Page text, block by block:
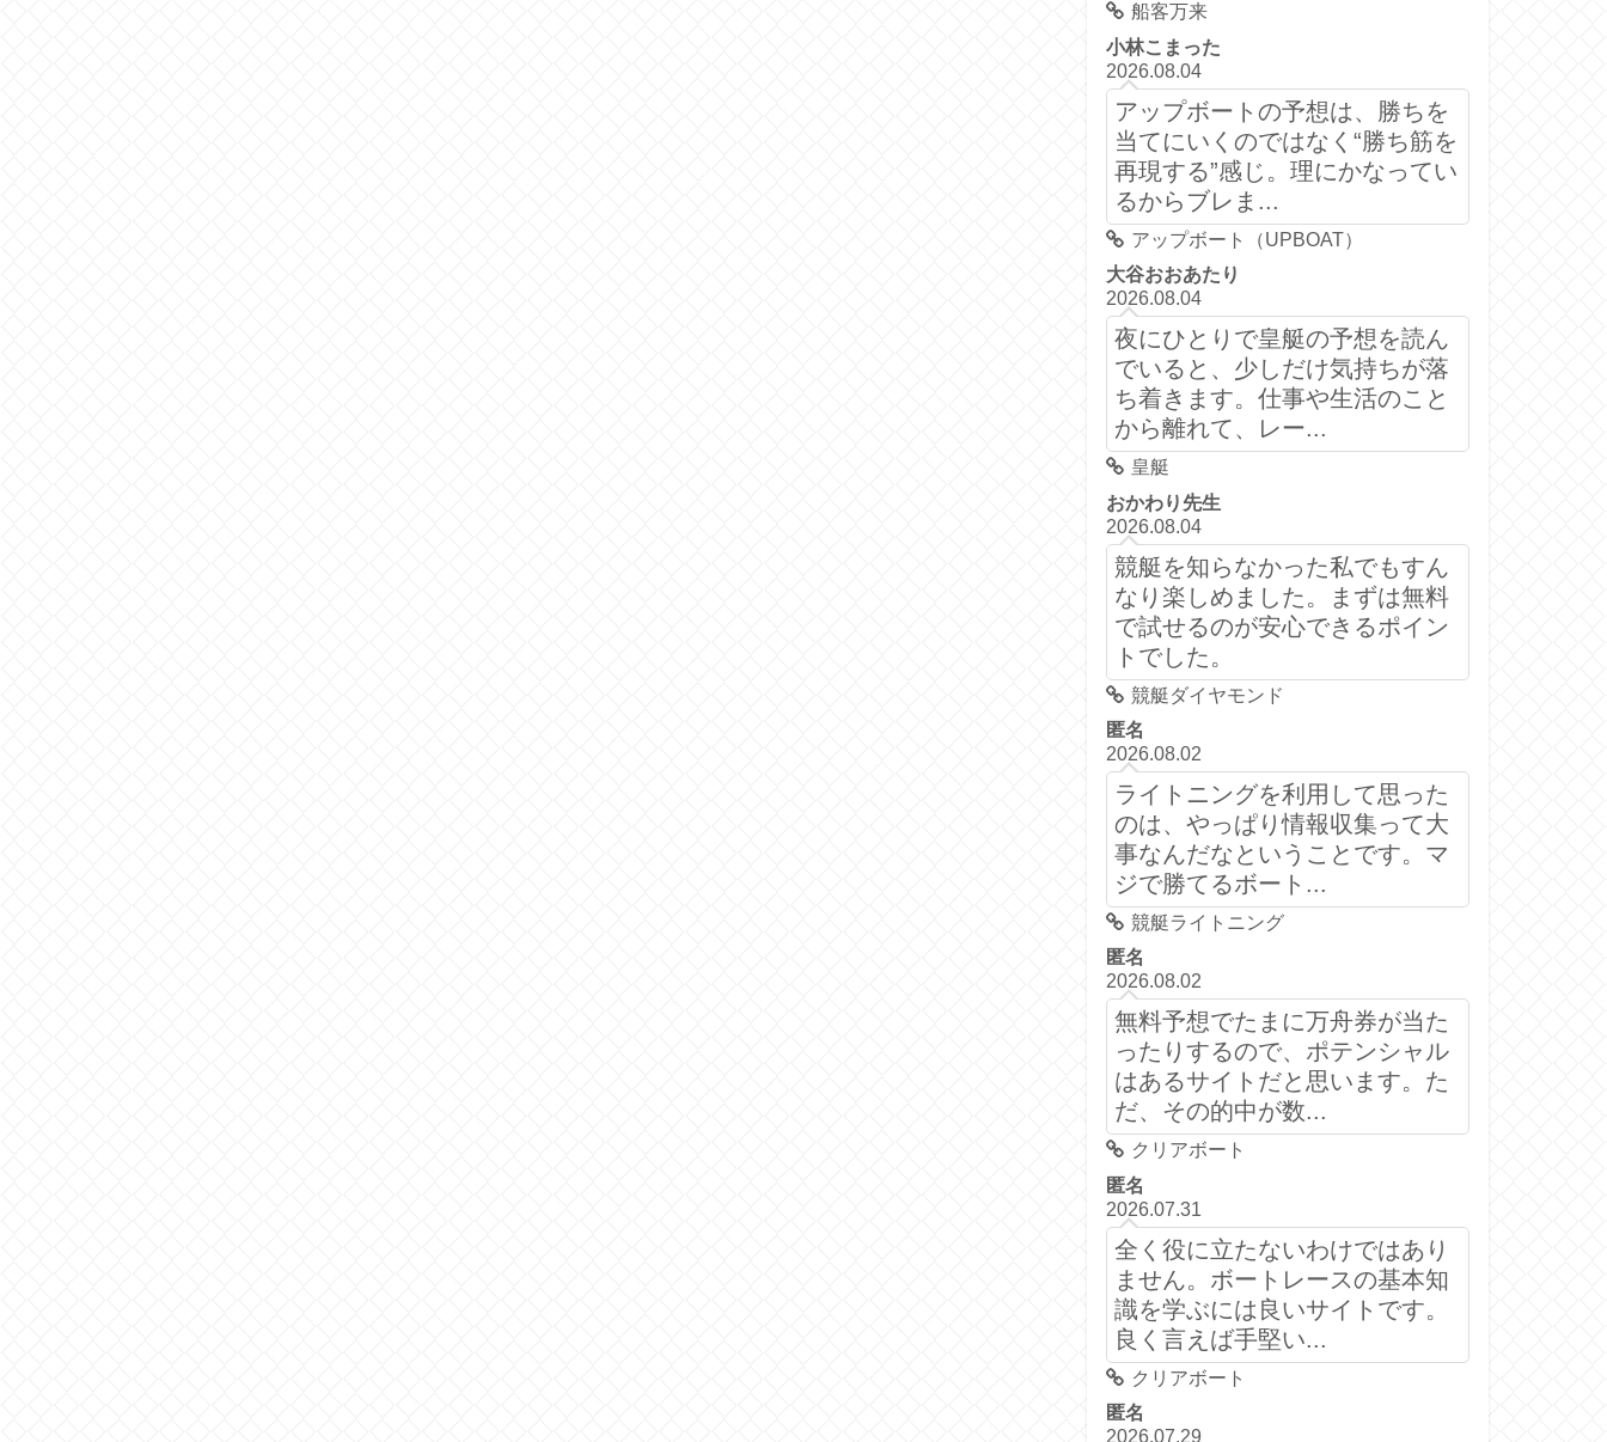
船客万来
小林こまった
2026.08.04
アップボートの予想は、勝ちを
当てにいくのではなく“勝ち筋を
再現する”感じ。理にかなってい
るからブレま...
アップボート（UPBOAT）
大谷おおあたり
2026.08.04
夜にひとりで皇艇の予想を読ん
でいると、少しだけ気持ちが落
ち着きます。仕事や生活のこと
から離れて、レー...
皇艇
おかわり先生
2026.08.04
競艇を知らなかった私でもすん
なり楽しめました。まずは無料
で試せるのが安心できるポイン
トでした。
競艇ダイヤモンド
匿名
2026.08.02
ライトニングを利用して思った
のは、やっぱり情報収集って大
事なんだなということです。マ
ジで勝てるボート...
競艇ライトニング
匿名
2026.08.02
無料予想でたまに万舟券が当た
ったりするので、ポテンシャル
はあるサイトだと思います。た
だ、その的中が数...
クリアボート
匿名
2026.07.31
全く役に立たないわけではあり
ません。ボートレースの基本知
識を学ぶには良いサイトです。
良く言えば手堅い...
クリアボート
匿名
2026.07.29